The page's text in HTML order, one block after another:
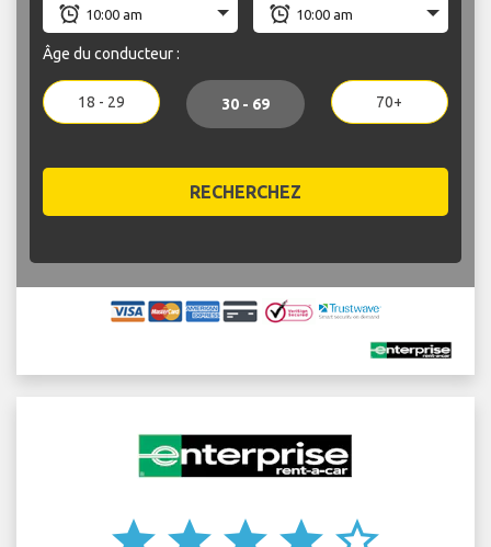
Âge du conducteur :
18 - 29 30 - 69 70+
RECHERCHEZ